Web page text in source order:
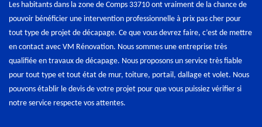
Les habitants dans la zone de Comps 33710 ont vraiment de la chance de
pouvoir bénéficier une intervention professionnelle à prix pas cher pour
tout type de projet de décapage. Ce que vous devrez faire, c’est de mettre
en contact avec VM Rénovation. Nous sommes une entreprise très
qualifiée en travaux de décapage. Nous proposons un service très fiable
pour tout type et tout état de mur, toiture, portail, dallage et volet. Nous
pouvons établir le devis de votre projet pour que vous puissiez vérifier si
notre service respecte vos attentes.